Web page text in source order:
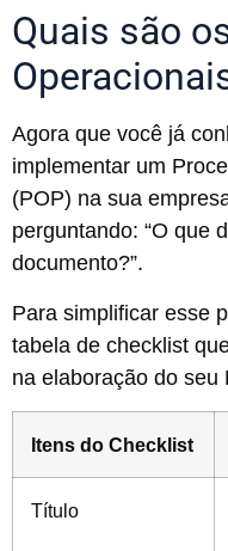
Quais são
Agora que você já
implementar um
(POP) na sua
perguntando: “O que
documento?”.
Para simplificar esse
tabela de checklist
na elaboração do seu
Itens do Checklist
Título